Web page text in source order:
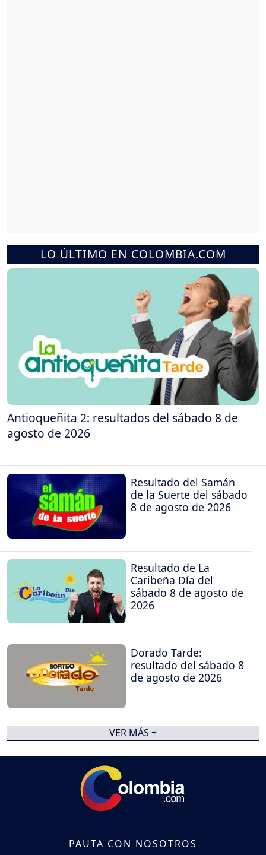
LO ÚLTIMO EN COLOMBIA.COM
Antioqueñita 2: resultados del sábado 8 de
agosto de 2026
Resultado del Samán
de la Suerte del sábado
8 de agosto de 2026
Resultado de La
Caribeña Día del
sábado 8 de agosto de
2026
Dorado Tarde:
resultado del sábado 8
de agosto de 2026
VER MÁS +
PAUTA CON NOSOTROS